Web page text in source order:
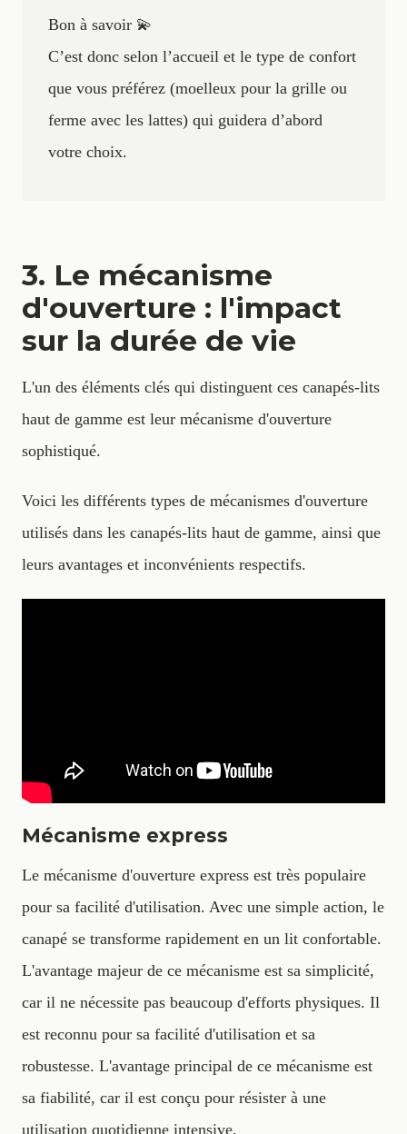
Bon à savoir 💫
C’est donc selon l’accueil et le type de confort
que vous préférez (moelleux pour la grille ou
ferme avec les lattes) qui guidera d’abord
votre choix.
3. Le mécanisme
d'ouverture : l'impact
sur la durée de vie
L'un des éléments clés qui distinguent ces canapés-lits
haut de gamme est leur mécanisme d'ouverture
sophistiqué.
Voici les différents types de mécanismes d'ouverture
utilisés dans les canapés-lits haut de gamme, ainsi que
leurs avantages et inconvénients respectifs.
Mécanisme express
Le mécanisme d'ouverture express est très populaire
pour sa facilité d'utilisation. Avec une simple action, le
canapé se transforme rapidement en un lit confortable.
L'avantage majeur de ce mécanisme est sa simplicité,
car il ne nécessite pas beaucoup d'efforts physiques. Il
est reconnu pour sa facilité d'utilisation et sa
robustesse. L'avantage principal de ce mécanisme est
sa fiabilité, car il est conçu pour résister à une
utilisation quotidienne intensive.